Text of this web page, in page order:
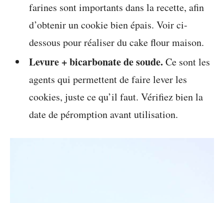
farines sont importants dans la recette, afin
d’obtenir un cookie bien épais. Voir ci-
dessous pour réaliser du cake flour maison.
Levure + bicarbonate de soude. Ce sont les
agents qui permettent de faire lever les
cookies, juste ce qu’il faut. Vérifiez bien la
date de péromption avant utilisation.